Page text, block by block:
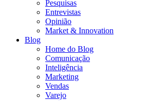
Pesquisas
Entrevistas
Opinião
Market & Innovation
Blog
Home do Blog
Comunicação
Inteligência
Marketing
Vendas
Varejo